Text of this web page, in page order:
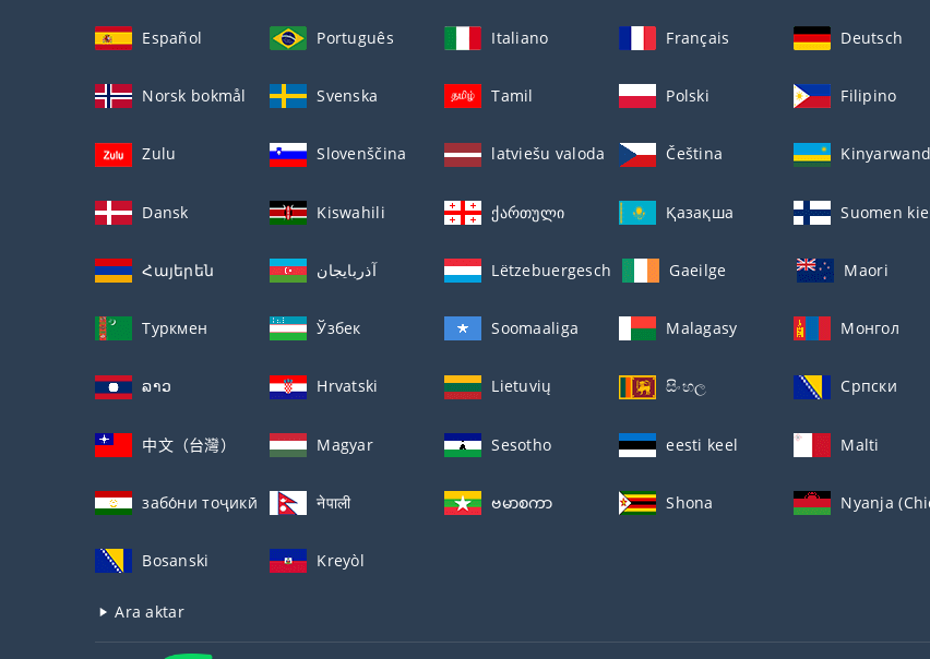
Español Português Italiano Français Deutsch
Norsk bokmål Svenska Tamil Polski Filipino
Zulu Slovenščina latviešu valoda Čeština
Dansk Kiswahili ქართული Қазақша Suomen
Հայերեն آذربايجان Lëtzebuergesch Gaeilge Maori
Туркмен Ўзбек Soomaaliga Malagasy Монгол
ລາວ Hrvatski Lietuvių සිංහල Српски
中文（台灣） Magyar Sesotho eesti keel Malti
забо́ни тоҷикӣ́ नेपाली ဗမာစကာ Shona Nyanja
Bosanski Kreyòl
Ara aktar